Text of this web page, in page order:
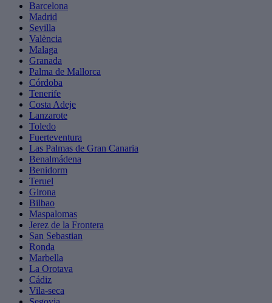
Barcelona
Madrid
Sevilla
València
Malaga
Granada
Palma de Mallorca
Córdoba
Tenerife
Costa Adeje
Lanzarote
Toledo
Fuerteventura
Las Palmas de Gran Canaria
Benalmádena
Benidorm
Teruel
Girona
Bilbao
Maspalomas
Jerez de la Frontera
San Sebastian
Ronda
Marbella
La Orotava
Cádiz
Vila-seca